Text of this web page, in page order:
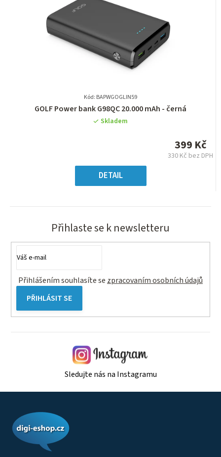
Kód: BAPWGOGLIN59
Průměrné
hodnocení
5
hvězdiček.
GOLF Power bank G98QC 20.000 mAh - černá
Skladem
399 Kč
330 Kč bez DPH
DETAIL
Přihlaste se k newsletteru
Přihlášením souhlasíte se zpracovaním osobních údajů
PŘIHLÁSIT SE
Sledujte nás na Instagramu